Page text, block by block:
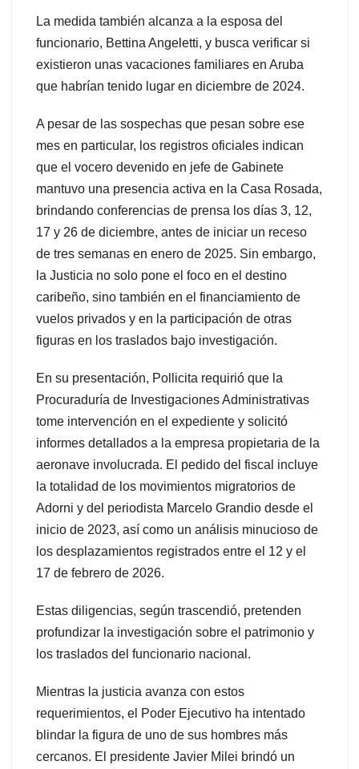
La medida también alcanza a la esposa del
funcionario, Bettina Angeletti, y busca verificar si
existieron unas vacaciones familiares en Aruba
que habrían tenido lugar en diciembre de 2024.
A pesar de las sospechas que pesan sobre ese
mes en particular, los registros oficiales indican
que el vocero devenido en jefe de Gabinete
mantuvo una presencia activa en la Casa Rosada,
brindando conferencias de prensa los días 3, 12,
17 y 26 de diciembre, antes de iniciar un receso
de tres semanas en enero de 2025. Sin embargo,
la Justicia no solo pone el foco en el destino
caribeño, sino también en el financiamiento de
vuelos privados y en la participación de otras
figuras en los traslados bajo investigación.
En su presentación, Pollicita requirió que la
Procuraduría de Investigaciones Administrativas
tome intervención en el expediente y solicitó
informes detallados a la empresa propietaria de la
aeronave involucrada. El pedido del fiscal incluye
la totalidad de los movimientos migratorios de
Adorni y del periodista Marcelo Grandio desde el
inicio de 2023, así como un análisis minucioso de
los desplazamientos registrados entre el 12 y el
17 de febrero de 2026.
Estas diligencias, según trascendió, pretenden
profundizar la investigación sobre el patrimonio y
los traslados del funcionario nacional.
Mientras la justicia avanza con estos
requerimientos, el Poder Ejecutivo ha intentado
blindar la figura de uno de sus hombres más
cercanos. El presidente Javier Milei brindó un